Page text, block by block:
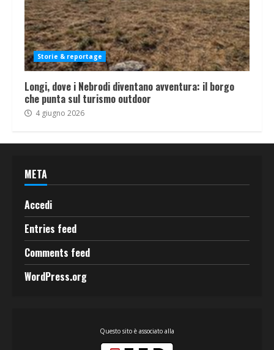
Storie & reportage
Longi, dove i Nebrodi diventano avventura: il borgo
che punta sul turismo outdoor
4 giugno 2026
META
Accedi
Entries feed
Comments feed
WordPress.org
Questo sito è associato alla